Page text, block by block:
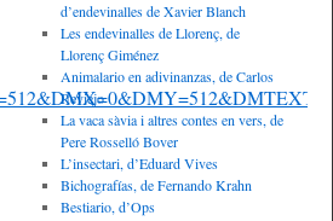
d’endevinalles de Xavier Blanch
Les endevinalles de Llorenç, de
Llorenç Giménez
Animalario en adivinanzas, de Carlos
Reviejo
La vaca sàvia i altres contes en vers, de
Pere Rosselló Bover
L’insectari, d’Eduard Vives
Bichografías, de Fernando Krahn
Bestiario, d’Ops